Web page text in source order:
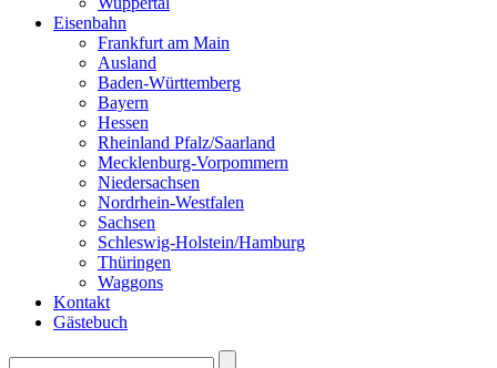
Eisenbahn
Frankfurt am Main
Ausland
Baden-Württemberg
Bayern
Hessen
Rheinland Pfalz/Saarland
Mecklenburg-Vorpommern
Niedersachsen
Nordrhein-Westfalen
Sachsen
Schleswig-Holstein/Hamburg
Thüringen
Waggons
Kontakt
Gästebuch